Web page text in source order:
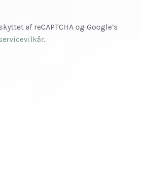
af reCAPTCHA og Google’s
.